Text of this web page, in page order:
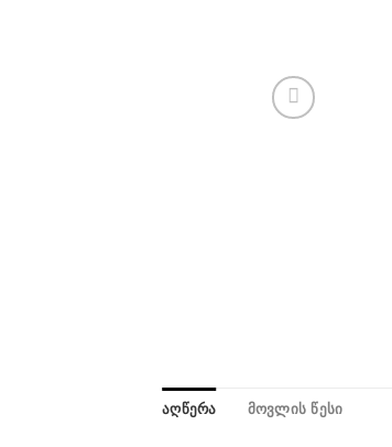
ᲐᲦᲬᲔᲠᲐ ᲛᲝᲕᲚᲘᲡ ᲬᲔᲡᲘ